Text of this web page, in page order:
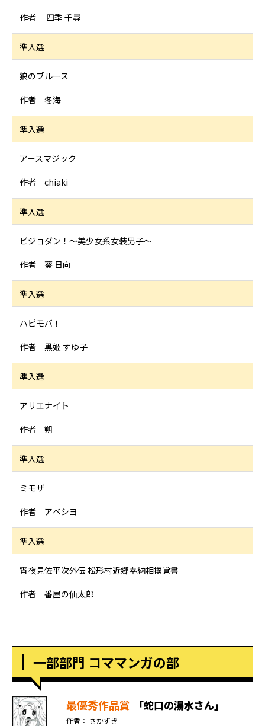
作者 四季 千尋
準入選
狼のブルース
作者 冬海
準入選
アースマジック
作者 chiaki
準入選
ビジョダン！～美少女系女装男子～
作者 葵 日向
準入選
ハピモバ！
作者 黒姫 すゆ子
準入選
アリエナイト
作者 朔
準入選
ミモザ
作者 アベシヨ
準入選
宵夜見佐平次外伝 松形村近郷奉納相撲覚書
作者 番屋の仙太郎
一部部門 コママンガの部
最優秀作品賞 「蛇口の湯水さん」
作者： さかずき